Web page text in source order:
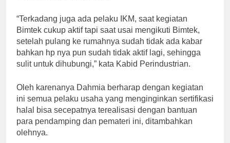
“Terkadang juga ada pelaku IKM, saat kegiatan
Bimtek cukup aktif tapi saat usai mengikuti Bimtek,
setelah pulang ke rumahnya sudah tidak ada kabar
bahkan hp nya pun sudah tidak aktif lagi, sehingga
sulit untuk dihubungi,” kata Kabid Perindustrian.
Oleh karenanya Dahmia berharap dengan kegiatan
ini semua pelaku usaha yang menginginkan sertifikasi
halal bisa secepatnya terealisasi dengan bantuan
para pendamping dan pemateri ini, ditambahkan
olehnya.